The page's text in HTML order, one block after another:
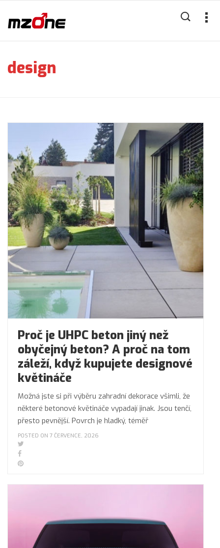
design
Proč je UHPC beton jiný než
obyčejný beton? A proč na tom
záleží, když kupujete designové
květináče
Možná jste si při výběru zahradní dekorace všimli, že
některé betonové květináče vypadají jinak. Jsou tenčí,
přesto pevnější. Povrch je hladký, téměř
POSTED ON 7 ČERVENCE, 2026